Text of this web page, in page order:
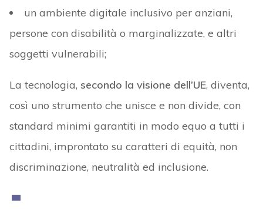
un ambiente digitale inclusivo per anziani,
persone con disabilità o marginalizzate, e altri
soggetti vulnerabili;
La tecnologia, secondo la visione dell’UE, diventa,
così uno strumento che unisce e non divide, con
standard minimi garantiti in modo equo a tutti i
cittadini, improntato su caratteri di equità, non
discriminazione, neutralità ed inclusione.